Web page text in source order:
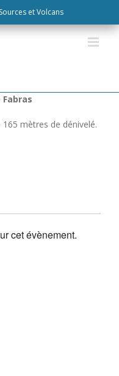
et Volcans
évènement.
165 mètres de dénivelé.
cet évènement.